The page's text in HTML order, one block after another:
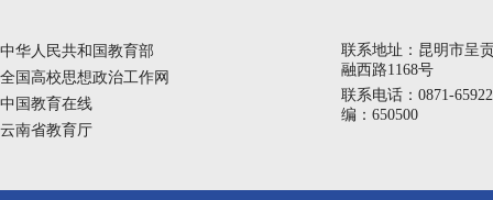
中华人民共和国教育部
全国高校思想政治工作网
中国教育在线
云南省教育厅
联系地址：昆明市呈
融西路1168号
联系电话：0871-
编：650500